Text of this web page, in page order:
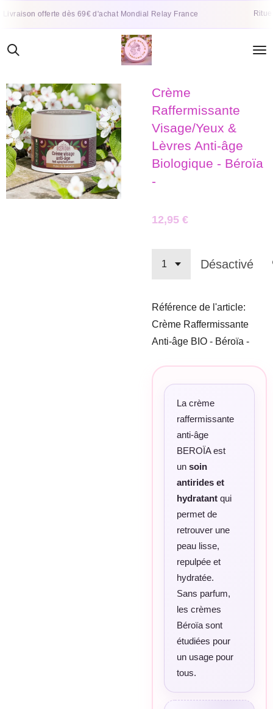
dès 69€ d'achat Mondial Relay France Rituel de
Passer
contenu
Crème
Raffermissante
Visage/Yeux &
Lèvres Anti-âge
Biologique - Béroïa
-
12,95 €
Désactivé
Référence de l'article:
Crème Raffermissante
Anti-âge BIO - Béroïa -
La crème
raffermissante
anti-âge
BEROÏA est
un soin
antirides et
hydratant qui
permet de
retrouver une
peau lisse,
repulpée et
hydratée.
Sans parfum,
les crèmes
Béroïa sont
étudiées pour
un usage pour
tous.